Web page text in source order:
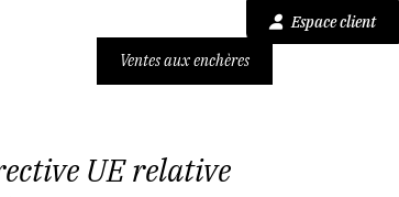
Espace client
Ventes aux enchères
UE relative